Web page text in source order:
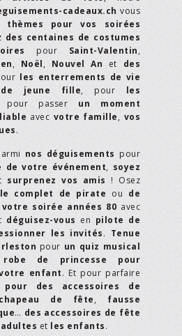
cadeaux.ch vous
thèmes pour vos soirées
des centaines de costumes
pour Saint-Valentin,
, Noël, Nouvel An et des
les enterrements de vie
jeune fille, pour les
passer un moment
avec votre famille, vos
.
nos déguisements pour
de votre événement, soyez
surprenez vos amis ! Osez
complet de pirate ou de
votre soirée années 80 avec
déguisez-vous en pilote de
les invités. Tenue
pour un quiz musical
de princesse pour
enfant. Et pour parfaire
pour des accessoires de
chapeau de fête, fausse
… des accessoires de fête
et les enfants.